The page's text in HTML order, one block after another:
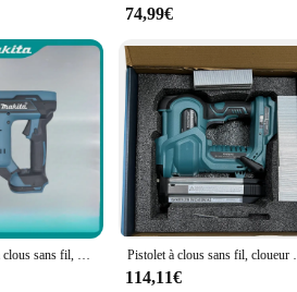
74,99€
Makita-Pistolet à clous sans fil, Pistolet pneumatique électrique, Outil de travail de calcul, Cloueur Brad, Jauge sans balais, Décoration de menuiserie, 18V, DFN350Z Pistolet à clous sans fil,
114,11€